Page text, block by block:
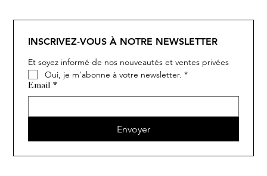
INSCRIVEZ-VOUS À NOTRE NEWSLETTER
Et soyez informé de nos nouveautés et ventes privées
Oui, je m'abonne à votre newsletter. *
Email *
Envoyer